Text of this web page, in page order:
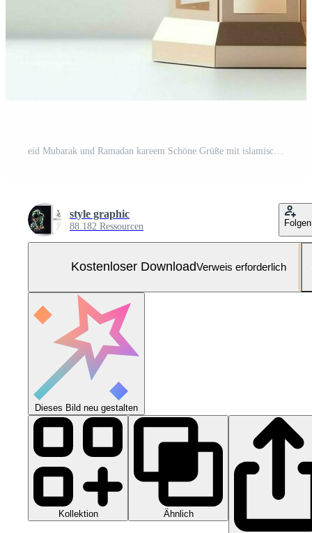
style graphic
88.182 Ressourcen Folgen
Kostenloser DownloadVerweis erforderlich
Dieses Bild neu gestalten
Kollektion Ähnlich